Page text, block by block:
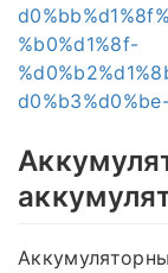
%b0%d1%8f-